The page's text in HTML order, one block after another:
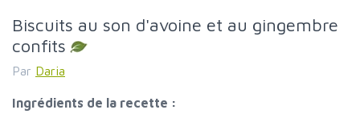
Biscuits au son d'avoine et au gingembre
confits
Par Daria
Ingrédients de la recette :